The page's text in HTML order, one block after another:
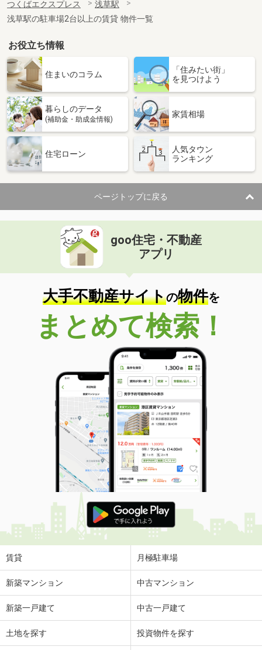
つくばエクスプレス
浅草駅
浅草駅の駐車場2台以上の賃貸 物件一覧
お役立ち情報
住まいのコラム
「住みたい街」
を見つけよう
暮らしのデータ
(補助金・助成金情報)
家賃相場
住宅ローン
人気タウン
ランキング
ページトップに戻る
goo住宅・不動産
アプリ
大手不動産サイトの物件を
まとめて検索！
賃貸 月極駐車場
新築マンション 中古マンション
新築一戸建て 中古一戸建て
土地を探す 投資物件を探す